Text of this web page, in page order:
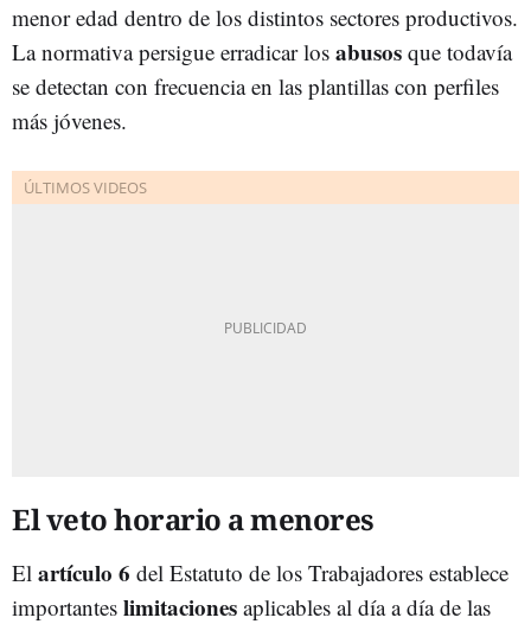
menor edad dentro de los distintos sectores productivos.
La normativa persigue erradicar los abusos que todavía
se detectan con frecuencia en las plantillas con perfiles
más jóvenes.
El veto horario a menores
El artículo 6 del Estatuto de los Trabajadores establece
importantes limitaciones aplicables al día a día de las